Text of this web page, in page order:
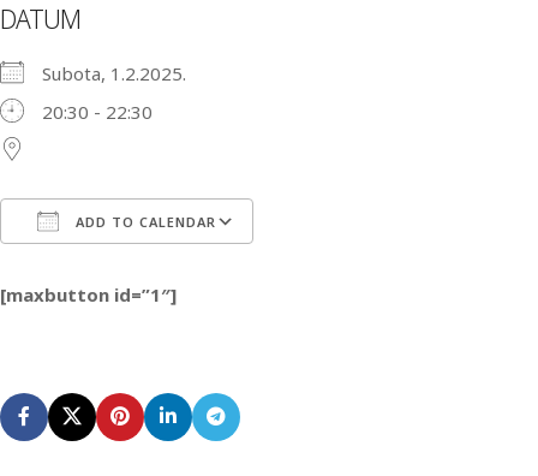
DATUM
Subota, 1.2.2025.
20:30 - 22:30
ADD TO CALENDAR
[maxbutton id=”1″]